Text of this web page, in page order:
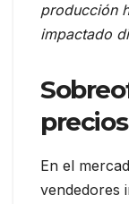
producción
impactado
En el
vendedores